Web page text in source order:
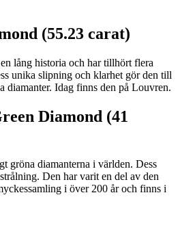
(55.23 carat)
lång historia och har tillhört flera
unika slipning och klarhet gör den till
diamanter. Idag finns den på Louvren.
Diamond (41
gröna diamanterna i världen. Dess
Den har varit en del av den
i över 200 år och finns i